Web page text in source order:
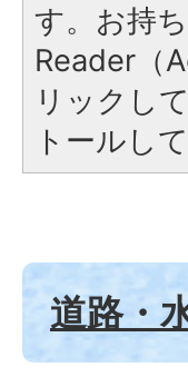
す。お持
Reader（
リックし
トールし
道路・